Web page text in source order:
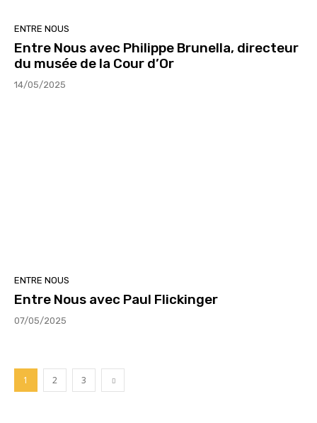
ENTRE NOUS
Entre Nous avec Philippe Brunella, directeur
du musée de la Cour d’Or
14/05/2025
ENTRE NOUS
Entre Nous avec Paul Flickinger
07/05/2025
1 2 3